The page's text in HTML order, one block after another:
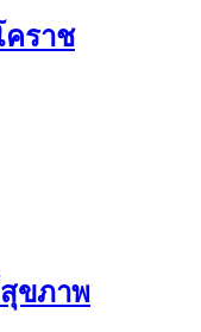
คราช
ขภาพ